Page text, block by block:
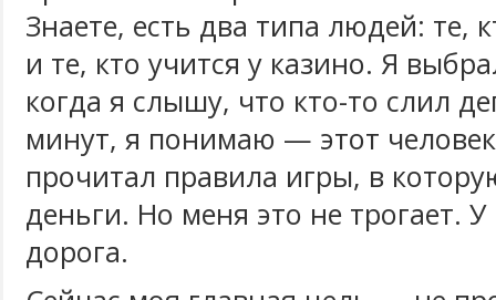
Знаете, есть два типа людей: те,
и те, кто учится у казино. Я
когда я слышу, что кто-то слил
минут, я понимаю — этот
прочитал правила игры, в
деньги. Но меня это не трогает.
дорога.